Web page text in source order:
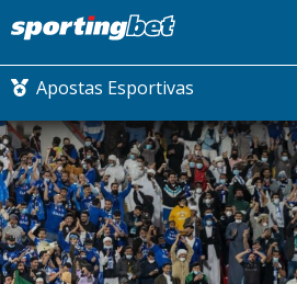
Apostas Esportivas
CONMEBOL
FUTEBOL NACIONAL